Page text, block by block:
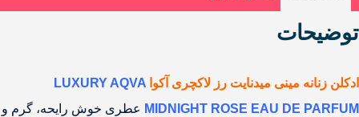
توضیحات
ادکلن زنانه مینی میدنایت رز لاکچری آکوا LUXURY AQVA
MIDNIGHT ROSE EAU DE PARFUM عطری خوش رایحه، گرم و